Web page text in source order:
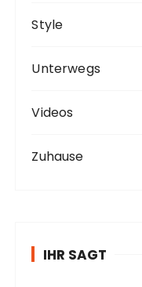
Style
Unterwegs
Videos
Zuhause
IHR SAGT